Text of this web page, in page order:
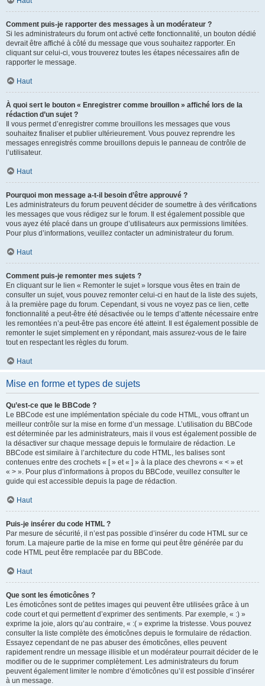
Comment puis-je rapporter des messages à un modérateur ?
Si les administrateurs du forum ont activé cette fonctionnalité, un bouton dédié
devrait être affiché à côté du message que vous souhaitez rapporter. En
cliquant sur celui-ci, vous trouverez toutes les étapes nécessaires afin de
rapporter le message.
Haut
À quoi sert le bouton « Enregistrer comme brouillon » affiché lors de la
rédaction d’un sujet ?
Il vous permet d’enregistrer comme brouillons les messages que vous
souhaitez finaliser et publier ultérieurement. Vous pouvez reprendre les
messages enregistrés comme brouillons depuis le panneau de contrôle de
l’utilisateur.
Haut
Pourquoi mon message a-t-il besoin d’être approuvé ?
Les administrateurs du forum peuvent décider de soumettre à des vérifications
les messages que vous rédigez sur le forum. Il est également possible que
vous ayez été placé dans un groupe d’utilisateurs aux permissions limitées.
Pour plus d’informations, veuillez contacter un administrateur du forum.
Haut
Comment puis-je remonter mes sujets ?
En cliquant sur le lien « Remonter le sujet » lorsque vous êtes en train de
consulter un sujet, vous pouvez remonter celui-ci en haut de la liste des sujets,
à la première page du forum. Cependant, si vous ne voyez pas ce lien, cette
fonctionnalité a peut-être été désactivée ou le temps d’attente nécessaire entre
les remontées n’a peut-être pas encore été atteint. Il est également possible de
remonter le sujet simplement en y répondant, mais assurez-vous de le faire
tout en respectant les règles du forum.
Haut
Mise en forme et types de sujets
Qu’est-ce que le BBCode ?
Le BBCode est une implémentation spéciale du code HTML, vous offrant un
meilleur contrôle sur la mise en forme d’un message. L’utilisation du BBCode
est déterminée par les administrateurs, mais il vous est également possible de
la désactiver sur chaque message depuis le formulaire de rédaction. Le
BBCode est similaire à l’architecture du code HTML, les balises sont
contenues entre des crochets « [ » et « ] » à la place des chevrons « < » et
« > ». Pour plus d’informations à propos du BBCode, veuillez consulter le
guide qui est accessible depuis la page de rédaction.
Haut
Puis-je insérer du code HTML ?
Par mesure de sécurité, il n’est pas possible d’insérer du code HTML sur ce
forum. La majeure partie de la mise en forme qui peut être générée par du
code HTML peut être remplacée par du BBCode.
Haut
Que sont les émoticônes ?
Les émoticônes sont de petites images qui peuvent être utilisées grâce à un
code court et qui permettent d’exprimer des sentiments. Par exemple, « :) »
exprime la joie, alors qu’au contraire, « :( » exprime la tristesse. Vous pouvez
consulter la liste complète des émoticônes depuis le formulaire de rédaction.
Essayez cependant de ne pas abuser des émoticônes, elles peuvent
rapidement rendre un message illisible et un modérateur pourrait décider de le
modifier ou de le supprimer complètement. Les administrateurs du forum
peuvent également limiter le nombre d’émoticônes qu’il est possible d’insérer
à un message.